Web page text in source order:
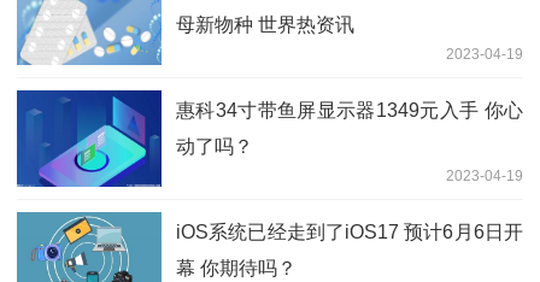
母新物种 世界热资讯
2023-04-19
惠科34寸带鱼屏显示器1349元入手 你心
动了吗？
2023-04-19
iOS系统已经走到了iOS17 预计6月6日开
幕 你期待吗？